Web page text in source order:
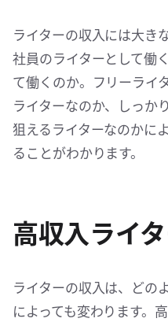
ライターの収入には大き
社員のライターとして働
て働くのか。フリーライ
ライターなのか、しっか
狙えるライターなのかに
ることがわかります。
高収入ライ
ライターの収入は、どの
によっても変わります。